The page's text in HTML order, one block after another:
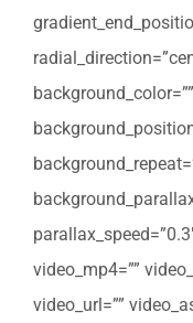
video_mp4=””
video_url=””